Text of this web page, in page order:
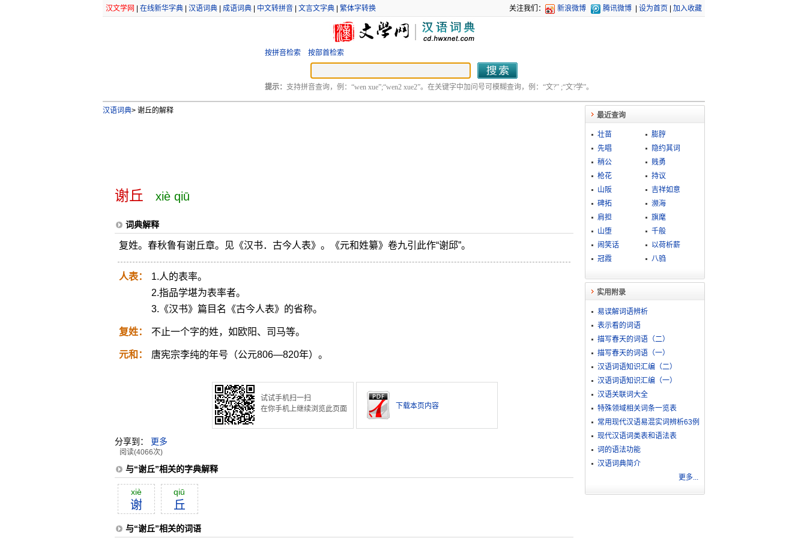
汉文学网 在线新华字典| 汉语词典| 成语词典| 中文转拼音| 文言文字典| 繁体字转换 关注我们： 新浪微博 腾讯微博 设为首页 加入收藏
按拼音检索 按部首检索
提示： 支持拼音查询，例：“wen xue”;“wen2 xue2”。在关键字中加问号可模糊查询，例：“文?” ;“文?学”。
汉语词典>谢丘的解释
谢丘 xiè qiū
词典解释
复姓。春秋鲁有谢丘章。见《汉书．古今人表》。《元和姓纂》卷九引此作“谢邱”。
人表：
1.人的表率。
2.指品学堪为表率者。
3.《汉书》篇目名《古今人表》的省称。
复姓： 不止一个字的姓，如欧阳、司马等。
元和： 唐宪宗李纯的年号（公元806—820年）。
试试手机扫一扫
在你手机上继续浏览此页面
下载本页内容
分享到： 更多
阅读(4066次)
与“谢丘”相关的字典解释
xiè
谢
qiū
丘
与“谢丘”相关的词语
最近查询
壮苗
膨脝
先唱
隐约其词
稍公
贱勇
枪花
持议
山阪
吉祥如意
碑拓
濒海
肩担
旗麾
山堕
千般
闹笑话
以荷析薪
冠霞
八驺
实用附录
易误解词语辨析
表示看的词语
描写春天的词语（二）
描写春天的词语（一）
汉语词语知识汇编（二）
汉语词语知识汇编（一）
汉语关联词大全
特殊领域相关词条一览表
常用现代汉语易混实词辨析63例
现代汉语词类表和语法表
词的语法功能
汉语词典简介
更多...